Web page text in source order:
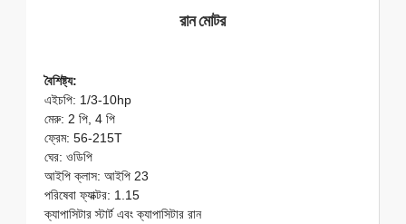
রান মোটর
বৈশিষ্ট্য:
এইচপি: 1/3-10hp
মেরু: 2 পি, 4 পি
ফ্রেম: 56-215T
ঘের: ওডিপি
আইপি ক্লাস: আইপি 23
পরিষেবা ফ্যাক্টর: 1.15
ক্যাপাসিটার স্টার্ট এবং ক্যাপাসিটার রান